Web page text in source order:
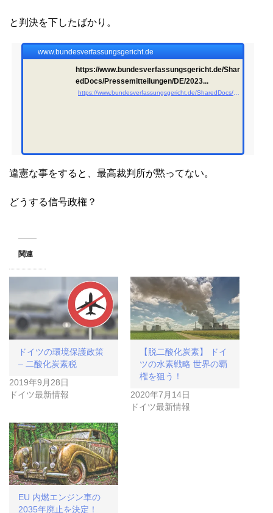
と判決を下したばかり。
www.bundesverfassungsgericht.de
https://www.bundesverfassungsgericht.de/Shar
edDocs/Pressemitteilungen/DE/2023...
https://www.bundesverfassungsgericht.de/SharedDocs/Pressemitteilungen/DE/2023/bvg23-119.html
違憲な事をすると、最高裁判所が黙ってない。
どうする信号政権？
関連
ドイツの環境保護政策
– 二酸化炭素税
2019年9月28日
ドイツ最新情報
【脱二酸化炭素】 ドイ
ツの水素戦略 世界の覇
権を狙う！
2020年7月14日
ドイツ最新情報
EU 内燃エンジン車の
2035年廃止を決定！